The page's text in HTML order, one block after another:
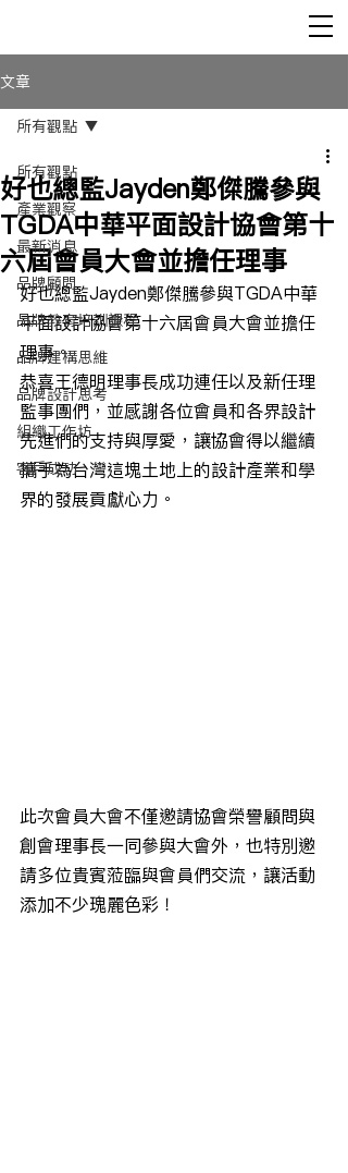
文章
所有觀點
產業觀察
最新消息
品牌顧問
品牌教育培訓課程
品牌建構思維
品牌設計思考
組織工作坊
客戶成功
所有觀點
好也總監Jayden鄭傑騰參與
TGDA中華平面設計協會第十
六屆會員大會並擔任理事
好也總監Jayden鄭傑騰參與TGDA中華
平面設計協會第十六屆會員大會並擔任
理事。
恭喜王德明理事長成功連任以及新任理
監事團們，並感謝各位會員和各界設計
先進們的支持與厚愛，讓協會得以繼續
攜手為台灣這塊土地上的設計產業和學
界的發展貢獻心力。
此次會員大會不僅邀請協會榮譽顧問與
創會理事長一同參與大會外，也特別邀
請多位貴賓蒞臨與會員們交流，讓活動
添加不少瑰麗色彩！